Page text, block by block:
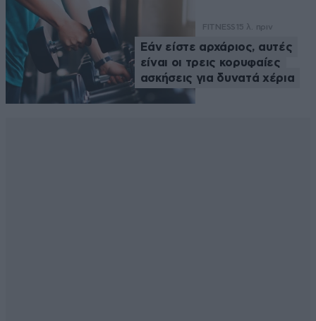
FITNESS 15 λ. πριν
Εάν είστε αρχάριος, αυτές
είναι οι τρεις κορυφαίες
ασκήσεις για δυνατά χέρια